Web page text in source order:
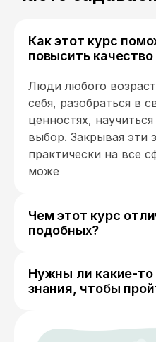
Как этот курс
повысить
Люди любого
себя, разобраться в
ценностях,
выбор. Закрывая эти
практически на все
може
Чем этот курс
подобных?
психологии
саморазвития,
изучите работающие
Нужны ли какие-
знания, чтобы
представлений о